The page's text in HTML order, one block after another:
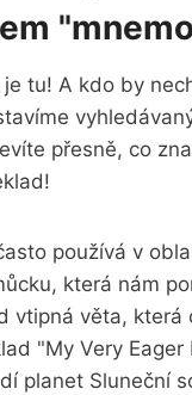
tu! A kdo by
přesně, co
používá v
která nám
vtipná věta,
"My Very
planet Sluneční